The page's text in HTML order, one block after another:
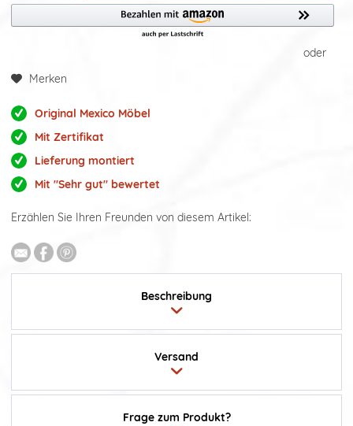
oder
Merken
Original Mexico Möbel
Mit Zertifikat
Lieferung montiert
Mit "Sehr gut" bewertet
Erzählen Sie Ihren Freunden von diesem Artikel:
Beschreibung
Frage zum Produkt?
Versand